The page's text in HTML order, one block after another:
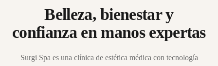
Belleza, bienestar y
confianza en manos expertas
Surgi Spa es una clínica de estética médica con tecnología